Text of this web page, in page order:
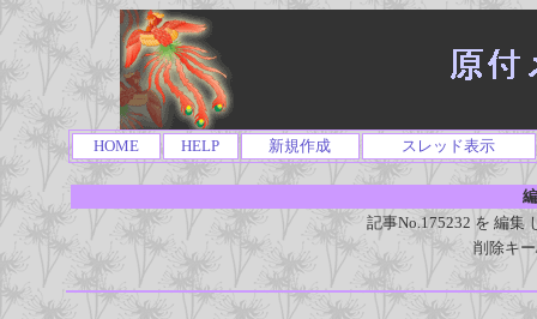
HOME HELP 新規作成 スレッド表示
記事No.175232 を 編集
削除キ